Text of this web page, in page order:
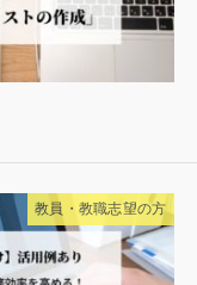
教員・教職志望の方